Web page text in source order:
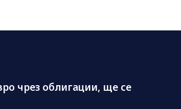
чрез облигации, ще се